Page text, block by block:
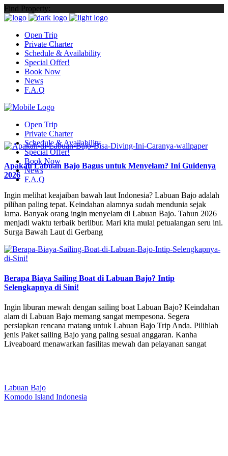
Find Property:
Open Trip
Private Charter
Schedule & Availability
Special Offer!
Book Now
News
F.A.Q
Open Trip
Private Charter
Schedule & Availability
Special Offer!
Book Now
News
F.A.Q
Apakah Labuan Bajo Bagus untuk Menyelam? Ini Guidenya
2026
Ingin melihat keajaiban bawah laut Indonesia? Labuan Bajo adalah
pilihan paling tepat. Keindahan alamnya sudah mendunia sejak
lama. Banyak orang ingin menyelam di Labuan Bajo. Tahun 2026
menjadi waktu terbaik berlibur. Mari kita mulai petualangan seru ini.
Surga Bawah Laut di Gerbang
Berapa Biaya Sailing Boat di Labuan Bajo? Intip
Selengkapnya di Sini!
Ingin liburan mewah dengan sailing boat Labuan Bajo? Keindahan
alam di Labuan Bajo memang sangat mempesona. Segera
persiapkan rencana matang untuk Labuan Bajo Trip Anda. Pilihlah
jenis Paket sailing Bajo yang paling sesuai anggaran. Kanha
Liveaboard menawarkan fasilitas mewah dan pelayanan sangat
Labuan Bajo
Komodo Island Indonesia